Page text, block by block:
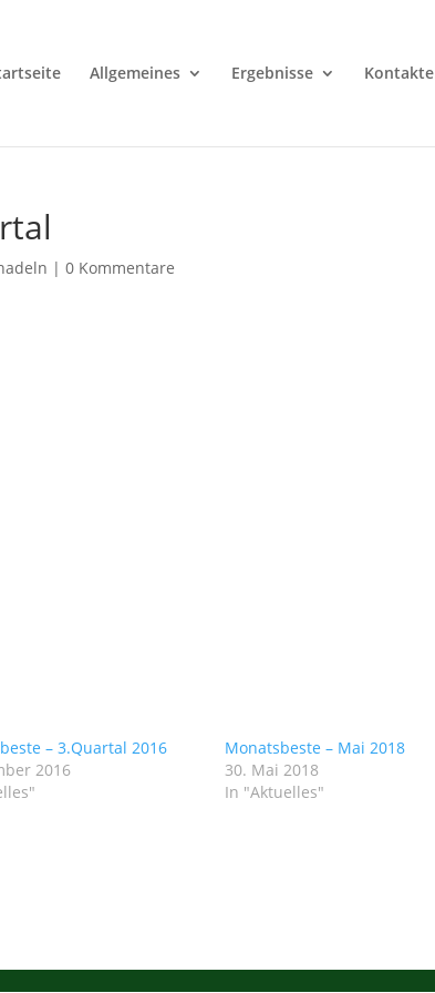
Allgemeines Ergebnisse Kontakte
|0 Kommentare
– 3.Quartal 2016
2016
Monatsbeste – Mai 2018
30. Mai 2018
In "Aktuelles"